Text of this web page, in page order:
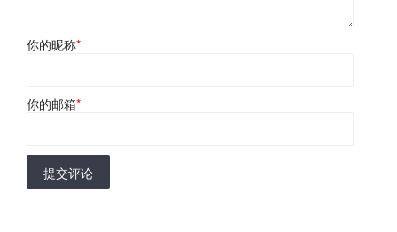
你的昵称*
你的邮箱*
提交评论